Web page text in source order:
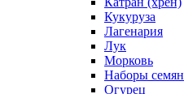
Кукуруза
Лагенария
Лук
Морковь
Наборы семян
Огурец